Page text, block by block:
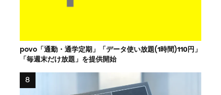
povo「通勤・通学定期」「データ使い放題(1時間)110円」
「毎週末だけ放題」を提供開始